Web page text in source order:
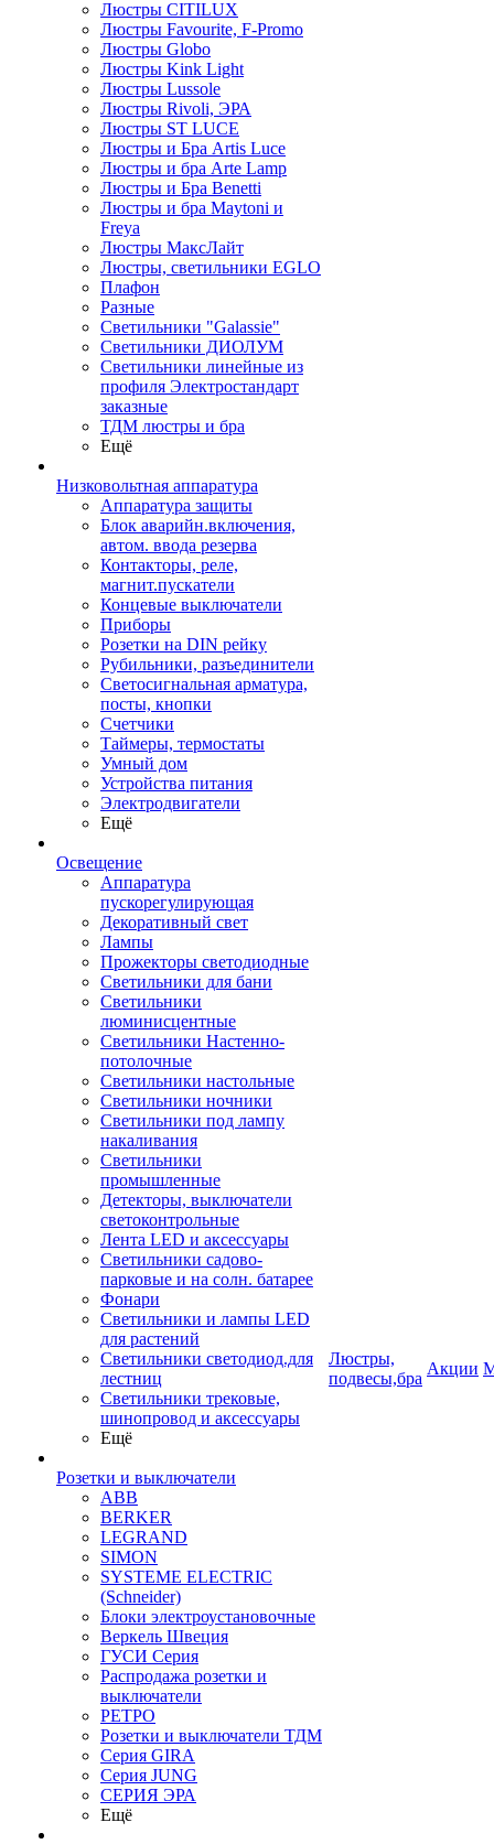
Люстры CITILUX
Люстры Favourite, F-Promo
Люстры Globo
Люстры Kink Light
Люстры Lussole
Люстры Rivoli, ЭРА
Люстры ST LUCE
Люстры и Бра Artis Luce
Люстры и бра Arte Lamp
Люстры и Бра Benetti
Люстры и бра Maytoni и
Freya
Люстры МаксЛайт
Люстры, светильники EGLO
Плафон
Разные
Светильники "Galassie"
Светильники ДИОЛУМ
Светильники линейные из
профиля Электростандарт
заказные
ТДМ люстры и бра
Ещё
Низковольтная аппаратура
Аппаратура защиты
Блок аварийн.включения,
автом. ввода резерва
Контакторы, реле,
магнит.пускатели
Концевые выключатели
Приборы
Розетки на DIN рейку
Рубильники, разъединители
Светосигнальная арматура,
посты, кнопки
Счетчики
Таймеры, термостаты
Умный дом
Устройства питания
Электродвигатели
Ещё
Освещение
Аппаратура
пускорегулирующая
Декоративный свет
Лампы
Прожекторы светодиодные
Светильники для бани
Светильники
люминисцентные
Светильники Настенно-
потолочные
Светильники настольные
Светильники ночники
Светильники под лампу
накаливания
Светильники
промышленные
Детекторы, выключатели
светоконтрольные
Лента LED и аксессуары
Светильники садово-
парковые и на солн. батарее
Фонари
Светильники и лампы LED
для растений
Светильники светодиод.для
лестниц
Светильники трековые,
шинопровод и аксессуары
Ещё
Розетки и выключатели
ABB
BERKER
LEGRAND
SIMON
SYSTEME ELECTRIC
(Schneider)
Блоки электроустановочные
Веркель Швеция
ГУСИ Серия
Распродажа розетки и
выключатели
РЕТРО
Розетки и выключатели ТДМ
Серия GIRA
Серия JUNG
СЕРИЯ ЭРА
Ещё
Люстры,
подвесы,бра
Акции